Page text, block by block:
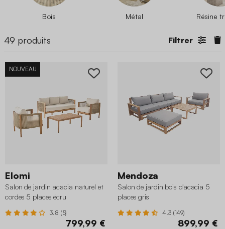
Bois Métal Résine
49 produits Filtrer
NOUVEAU
Elomi
Salon de jardin acacia naturel et
cordes 5 places écru
3.8 (5)
799,99 €
Mendoza
Salon de jardin bois d'acacia 5
places gris
4.3 (149)
899,99 €